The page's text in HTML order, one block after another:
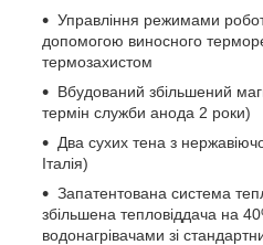
Управління режимами
допомогою виносного
термозахистом
Вбудований збільшений
термін служби анода 2 роки)
Два сухих тена з
Італія)
Запатентована система
збільшена тепловіддача на
водонагрівачами зі